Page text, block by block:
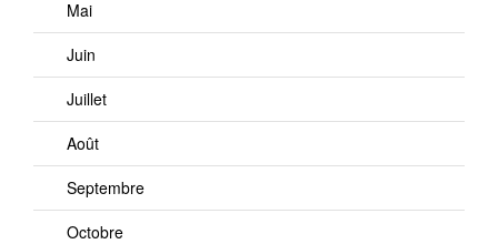
Mai
Juin
Juillet
Août
Septembre
Octobre